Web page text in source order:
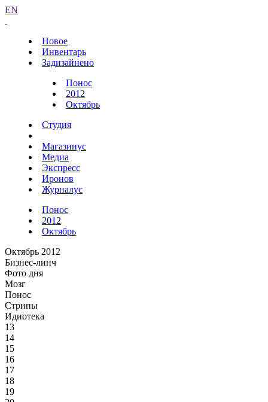
EN
Новое
Инвентарь
Задизайнено
Понос
2012
Октябрь
Студия
Магазинус
Медиа
Экспресс
Иронов
Журналус
Понос
2012
Октябрь
Октябрь 2012
Бизнес-линч
Фото дня
Мозг
Понос
Стрипы
Идиотека
13
14
15
16
17
18
19